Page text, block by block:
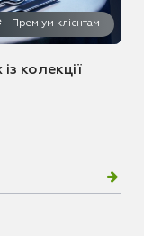
Преміум клієнтам
колекції